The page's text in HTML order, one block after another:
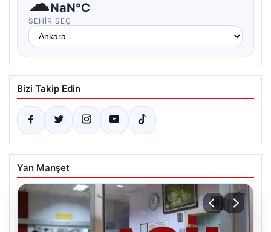
NaN°C
ŞEHIR SEÇ
Bizi Takip Edin
Yan Manşet